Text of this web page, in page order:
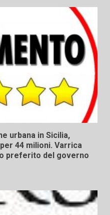
urbana in Sicilia,
44 milioni. Varrica
preferito del governo